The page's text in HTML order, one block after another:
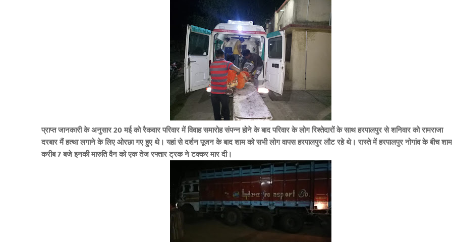
प्राप्त जानकारी के अनुसार 20 मई को रैकवार परिवार में विवाह समारोह संपन्न होने के बाद परिवार के लोग रिश्तेदारों के साथ हरपालपुर से शनिवार को रामराजा
दरबार मैं हत्था लगाने के लिए ओरछा गए हुए थे। यहां से दर्शन पूजन के बाद शाम को सभी लोग वापस हरपालपुर लौट रहे थे। रास्ते में हरपालपुर नोगांव के बीच शाम
करीब 7 बजे इनकी मारुति वैन को एक तेज रफ्तार ट्रक ने टक्कर मार दी।